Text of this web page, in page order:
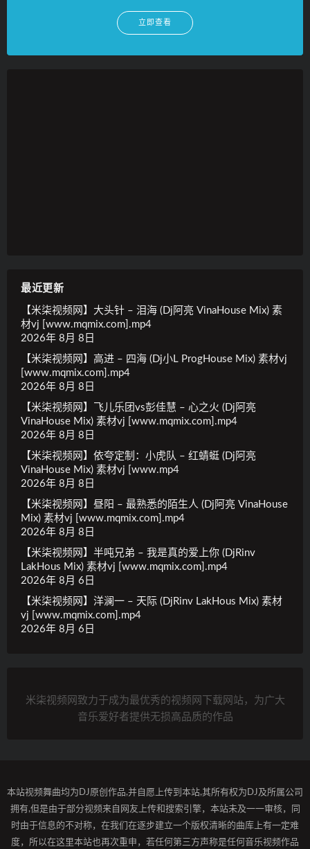
立即查看
最近更新
【米柒视频网】大头针 – 泪海 (Dj阿亮 VinaHouse Mix) 素
材vj [www.mqmix.com].mp4
2026年 8月 8日
【米柒视频网】高进 – 四海 (Dj小L ProgHouse Mix) 素材vj
[www.mqmix.com].mp4
2026年 8月 8日
【米柒视频网】飞儿乐团vs彭佳慧 – 心之火 (Dj阿亮
VinaHouse Mix) 素材vj [www.mqmix.com].mp4
2026年 8月 8日
【米柒视频网】依夸定制：小虎队 – 红蜻蜓 (Dj阿亮
VinaHouse Mix) 素材vj [www.mp4
2026年 8月 8日
【米柒视频网】昼阳 – 最熟悉的陌生人 (Dj阿亮 VinaHouse
Mix) 素材vj [www.mqmix.com].mp4
2026年 8月 8日
【米柒视频网】半吨兄弟 – 我是真的爱上你 (DjRinv
LakHous Mix) 素材vj [www.mqmix.com].mp4
2026年 8月 6日
【米柒视频网】洋澜一 – 天际 (DjRinv LakHous Mix) 素材
vj [www.mqmix.com].mp4
2026年 8月 6日
米柒视频网致力于成为最优秀的视频网下载网站，为广大
音乐爱好者提供无损高品质的作品
本站视频舞曲均为DJ原创作品,并自愿上传到本站,其所有权为DJ及所属公司
拥有,但是由于部分视频来自网友上传和搜索引擎，本站未及一一审核，同
时由于信息的不对称，在我们在逐步建立一个版权清晰的曲库上有一定难
度，所以在这里本站也再次重申，若任何第三方声称是任何音乐视频作品